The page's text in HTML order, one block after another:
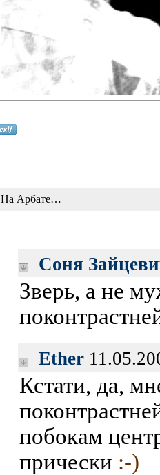
На Арбате…
Соня
Зверь, а не
Ether
Кстати, да,
побокам
прически :-)